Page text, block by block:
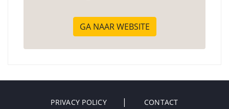
GA NAAR WEBSITE
PRIVACY POLICY CONTACT